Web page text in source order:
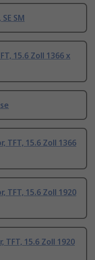
SM
15.6 Zoll 1366 x
TFT, 15.6 Zoll 1366
TFT, 15.6 Zoll 1920
TFT, 15.6 Zoll 1920